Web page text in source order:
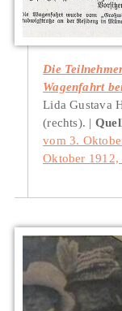
Die
Wagenfahrt
Lida Gustava
(rechts).
vom 3.
Oktober 1912,